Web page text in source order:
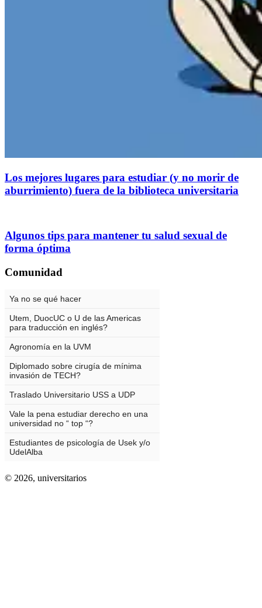
Los mejores lugares para estudiar (y no morir de
aburrimiento) fuera de la biblioteca universitaria
Algunos tips para mantener tu salud sexual de
forma óptima
Comunidad
© 2026, universitarios